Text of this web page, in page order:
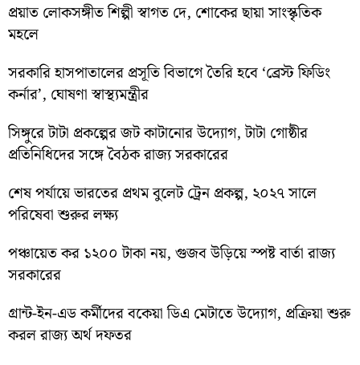
প্রয়াত লোকসঙ্গীত শিল্পী স্বাগত দে, শোকের ছায়া সাংস্কৃতিক
মহলে
সরকারি হাসপাতালের প্রসূতি বিভাগে তৈরি হবে ‘ব্রেস্ট ফিডিং
কর্নার’, ঘোষণা স্বাস্থ্যমন্ত্রীর
সিঙ্গুরে টাটা প্রকল্পের জট কাটানোর উদ্যোগ, টাটা গোষ্ঠীর
প্রতিনিধিদের সঙ্গে বৈঠক রাজ্য সরকারের
শেষ পর্যায়ে ভারতের প্রথম বুলেট ট্রেন প্রকল্প, ২০২৭ সালে
পরিষেবা শুরুর লক্ষ্য
পঞ্চায়েত কর ১২০০ টাকা নয়, গুজব উড়িয়ে স্পষ্ট বার্তা রাজ্য
সরকারের
গ্রান্ট-ইন-এড কর্মীদের বকেয়া ডিএ মেটাতে উদ্যোগ, প্রক্রিয়া শুরু
করল রাজ্য অর্থ দফতর